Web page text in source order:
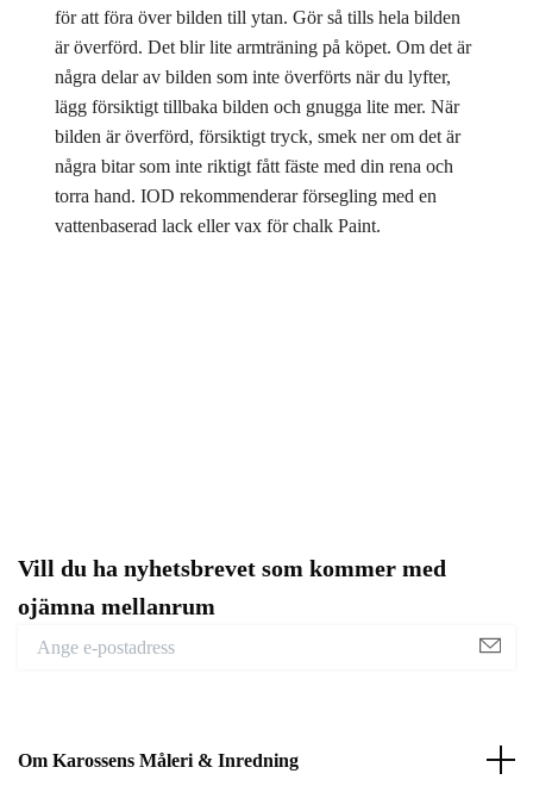
för att föra över bilden till ytan. Gör så tills hela bilden
är överförd. Det blir lite armträning på köpet. Om det är
några delar av bilden som inte överförts när du lyfter,
lägg försiktigt tillbaka bilden och gnugga lite mer. När
bilden är överförd, försiktigt tryck, smek ner om det är
några bitar som inte riktigt fått fäste med din rena och
torra hand. IOD rekommenderar försegling med en
vattenbaserad lack eller vax för chalk Paint.
Vill du ha nyhetsbrevet som kommer med
ojämna mellanrum
Om Karossens Måleri & Inredning